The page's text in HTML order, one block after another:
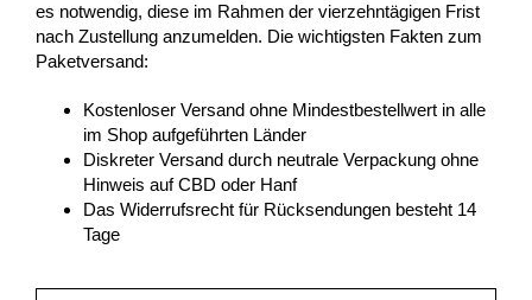
es notwendig, diese im Rahmen der vierzehntägigen Frist
nach Zustellung anzumelden. Die wichtigsten Fakten zum
Paketversand:
Kostenloser Versand ohne Mindestbestellwert in alle
im Shop aufgeführten Länder
Diskreter Versand durch neutrale Verpackung ohne
Hinweis auf CBD oder Hanf
Das Widerrufsrecht für Rücksendungen besteht 14
Tage